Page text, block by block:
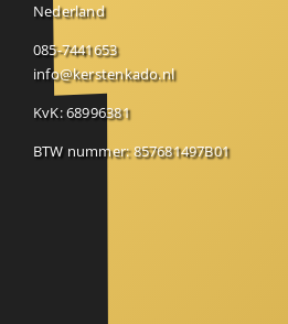
Nederland
085-7441653
info@kerstenkado.nl
KvK: 68996381
BTW nummer: 857681497B01